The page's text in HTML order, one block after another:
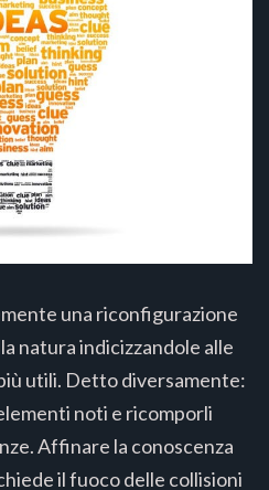
una riconfigurazione
natura indicizzandole alle
utili. Detto diversamente:
noti e ricomporli
Affinare la conoscenza
il fuoco delle collisioni